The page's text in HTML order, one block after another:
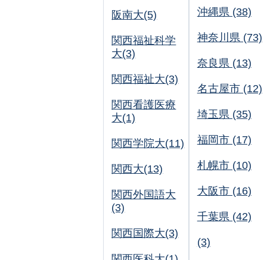
阪南大(5)
関西福祉科学
大(3)
関西福祉大(3)
関西看護医療
大(1)
関西学院大(11)
関西大(13)
関西外国語大
(3)
関西国際大(3)
沖縄県 (38)
神奈川県 (73)
奈良県 (13)
名古屋市 (12)
埼玉県 (35)
福岡市 (17)
札幌市 (10)
大阪市 (16)
千葉県 (42)
(3)